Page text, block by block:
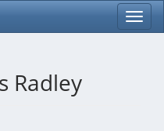
Radley